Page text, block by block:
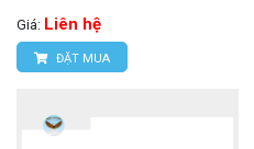
Giá: Liên hệ
ĐẶT MUA